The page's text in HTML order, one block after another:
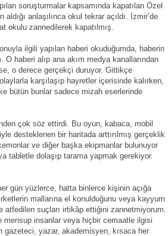
soruşturmalar kapsamında kapatılan Özel
anlaşılınca okul tekrar açıldı. İzmir’de
okulu zannedilerek kapatılmış.
ilgili yapılan haberi okuduğumda, haberin
O haberi alıp ana akım medya kanallarından
o derece gerçekçi duruyor. Gittikçe
karşılaşıp hayretler içerisinde kalırken,
bütün bunlar sadece mizah eserlerinde
çok söz ettirdi. Bu oyun, kabaca, mobil
desteklenen bir haritada arttırılmış gerçeklik
ve diğer başka ekipmanlar bulunuyor
tabletle dolaşıp tarama yapmak gerekiyor.
gün yüzlerce, hatta binlerce kişinin açığa
mallarına el konulduğunu veya kayyum
atfedilen suçları irtikâp ettiğini zannetmiyorum.
mensup insanlar veya hiçbir cemaatle ilgisi
yazar, akademisyen, kısaca her